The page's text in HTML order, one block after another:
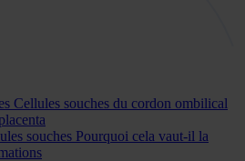
Cellules souches du cordon ombilical
souches Pourquoi cela vaut-il la